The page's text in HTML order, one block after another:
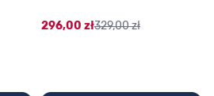
296,00 zł329,00 zł